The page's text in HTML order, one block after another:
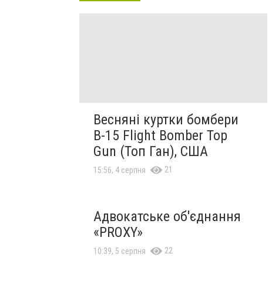
Весняні куртки бомбери
B-15 Flight Bomber Top
Gun (Топ Ган), США
15:56, 4 серпня 21
Адвокатське об'єднання
«PROXY»
10:39, 5 серпня 22